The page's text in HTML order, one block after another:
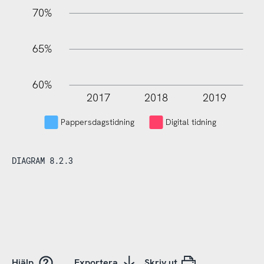
70%
65%
60%
L
2017 2018 2019
Pappersdagstidning Digital tidning
DIAGRAM 8.2.3